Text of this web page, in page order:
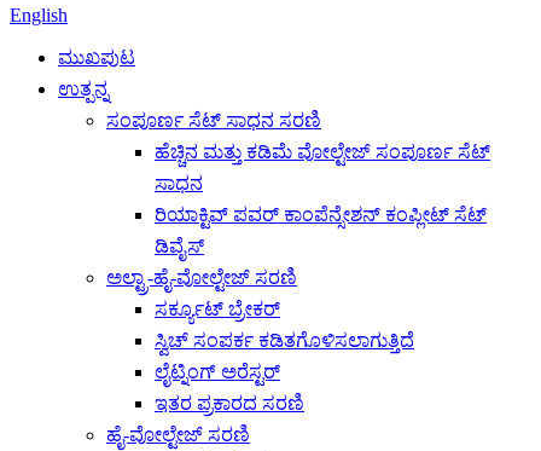
English
ಮುಖಪುಟ
ಉತ್ಪನ್ನ
ಸಂಪೂರ್ಣ ಸೆಟ್ ಸಾಧನ ಸರಣಿ
ಹೆಚ್ಚಿನ ಮತ್ತು ಕಡಿಮೆ ವೋಲ್ಟೇಜ್ ಸಂಪೂರ್ಣ ಸೆಟ್
ಸಾಧನ
ರಿಯಾಕ್ಟಿವ್ ಪವರ್ ಕಾಂಪೆನ್ಸೇಶನ್ ಕಂಪ್ಲೀಟ್ ಸೆಟ್
ಡಿವೈಸ್
ಅಲ್ಟ್ರಾ-ಹೈ-ವೋಲ್ಟೇಜ್ ಸರಣಿ
ಸರ್ಕ್ಯೂಟ್ ಬ್ರೇಕರ್
ಸ್ವಿಚ್ ಸಂಪರ್ಕ ಕಡಿತಗೊಳಿಸಲಾಗುತ್ತಿದೆ
ಲೈಟ್ನಿಂಗ್ ಅರೆಸ್ಟರ್
ಇತರ ಪ್ರಕಾರದ ಸರಣಿ
ಹೈ-ವೋಲ್ಟೇಜ್ ಸರಣಿ